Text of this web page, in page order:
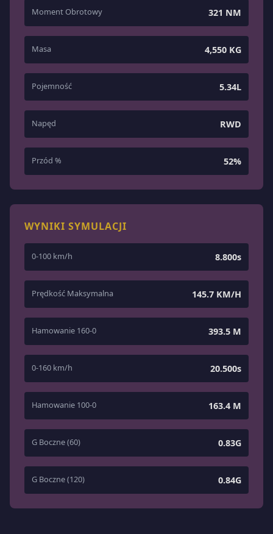
Moment Obrotowy 321 NM
Masa 4,550 KG
Pojemność 5.34L
Napęd RWD
Przód % 52%
WYNIKI SYMULACJI
0-100 km/h 8.800s
Prędkość Maksymalna 145.7 KM/H
Hamowanie 160-0 393.5 M
0-160 km/h 20.500s
Hamowanie 100-0 163.4 M
G Boczne (60) 0.83G
G Boczne (120) 0.84G